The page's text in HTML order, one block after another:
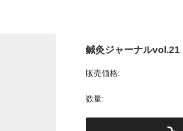
鍼灸ジャーナルvol.21
販売価格:
数量: